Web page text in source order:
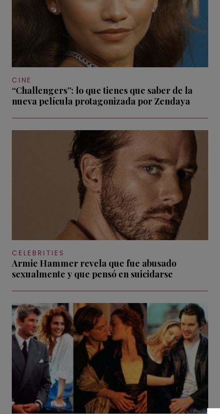
CINE
“Challengers”: lo que tienes que saber de la
nueva película protagonizada por Zendaya
CELEBRITIES
Armie Hammer revela que fue abusado
sexualmente y que pensó en suicidarse